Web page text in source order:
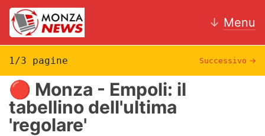
↓ Menu
News
AC Monza
1/3 pagine Successivo →
🔴 Monza - Empoli: il
tabellino dell'ultima
'regolare'